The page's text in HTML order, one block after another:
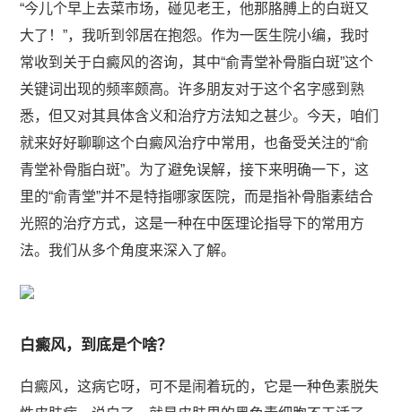
“今儿个早上去菜市场，碰见老王，他那胳膊上的白斑又
大了！”，我听到邻居在抱怨。作为一医生院小编，我时
常收到关于白癜风的咨询，其中“俞青堂补骨脂白斑”这个
关键词出现的频率颇高。许多朋友对于这个名字感到熟
悉，但又对其具体含义和治疗方法知之甚少。今天，咱们
就来好好聊聊这个白癜风治疗中常用，也备受关注的“俞
青堂补骨脂白斑”。为了避免误解，接下来明确一下，这
里的“俞青堂”并不是特指哪家医院，而是指补骨脂素结合
光照的治疗方式，这是一种在中医理论指导下的常用方
法。我们从多个角度来深入了解。
白癜风，到底是个啥？
白癜风，这病它呀，可不是闹着玩的，它是一种色素脱失